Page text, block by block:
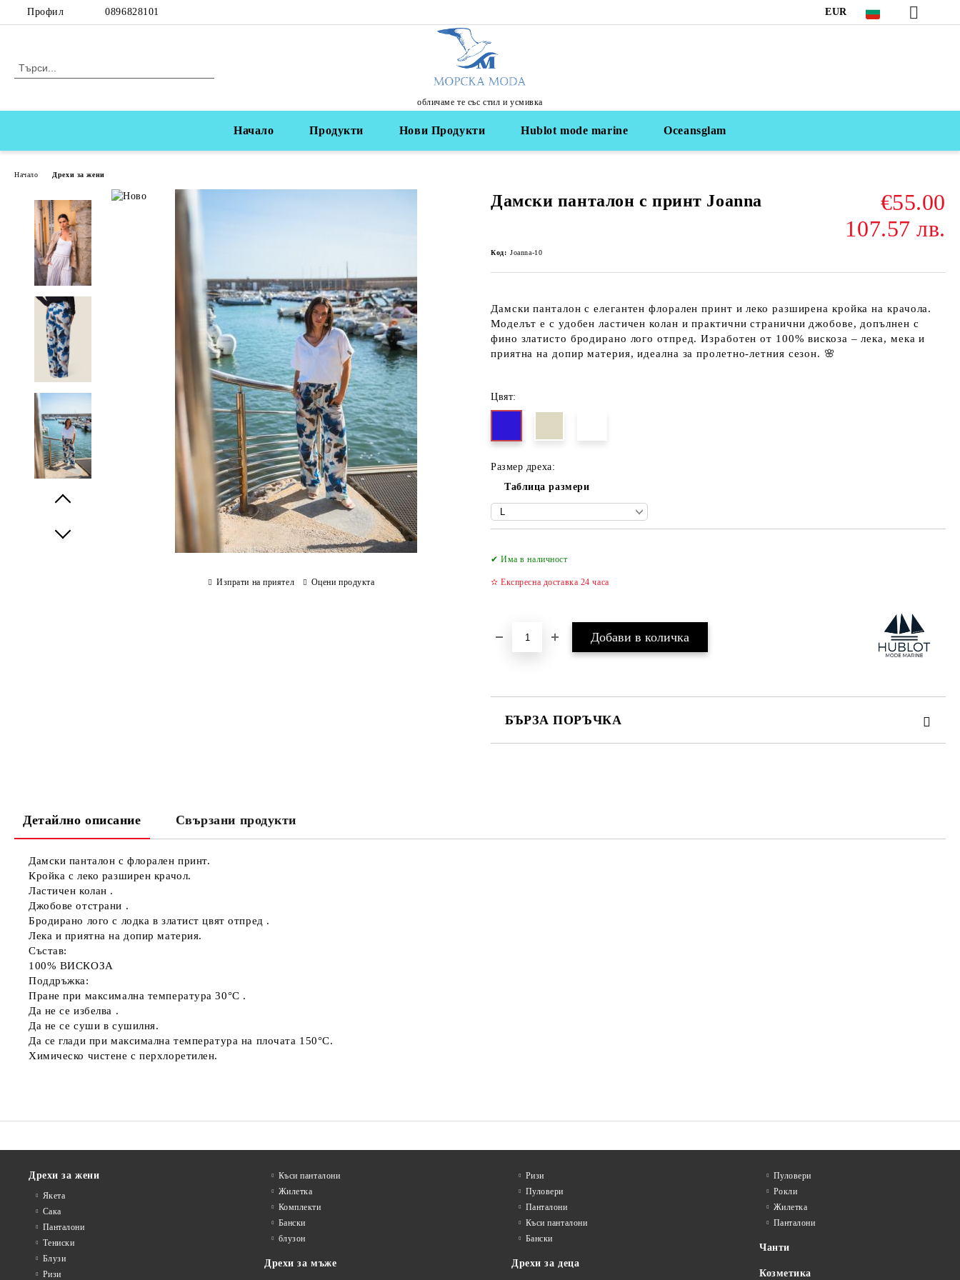
Профил 0896828101 EUR
обличаме те със стил и усмивка
Начало Продукти Нови Продукти Hublot mode marine Oceansglam
Начало Дрехи за жени
Дамски панталон с принт Joanna
€55.00
107.57 лв.
Код: Joanna-10
Дамски панталон с елегантен флорален принт и леко разширена кройка на крачола.
Моделът е с удобен ластичен колан и практични странични джобове, допълнен с
фино златисто бродирано лого отпред. Изработен от 100% вискоза – лека, мека и
приятна на допир материя, идеална за пролетно-летния сезон. 🌸
Цвят:
Размер дреха:
Таблица размери
✔ Има в наличност
✫ Експресна доставка 24 часа
БЪРЗА ПОРЪЧКА
Изпрати на приятел Оцени продукта
Детайлно описание Свързани продукти
Дамски панталон с флорален принт.
Кройка с леко разширен крачол.
Ластичен колан .
Джобове отстрани .
Бродирано лого с лодка в златист цвят отпред .
Лека и приятна на допир материя.
Състав:
100% ВИСКОЗА
Поддръжка:
Пране при максимална температура 30°C .
Да не се избелва .
Да не се суши в сушилня.
Да се глади при максимална температура на плочата 150°C.
Химическо чистене с перхлоретилен.
Дрехи за жени
Якета
Сакa
Панталони
Тениски
Блузи
Ризи
Къси панталони
Жилетка
Комплекти
Бански
блузон
Дрехи за мъже
Ризи
Пуловери
Панталони
Къси панталони
Бански
Дрехи за деца
Пуловери
Рокли
Жилетка
Панталони
Чанти
Козметика